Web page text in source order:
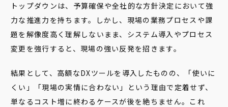
トップダウンは、予算確保や全社的な方針決定において強
力な推進力を持ちます。しかし、現場の業務プロセスや課
題を解像度高く理解しないまま、システム導入やプロセス
変更を強行すると、現場の強い反発を招きます。
結果として、高額なDXツールを導入したものの、「使いに
くい」「現場の実情に合わない」という理由で定着せず、
単なるコスト増に終わるケースが後を絶ちません。これ